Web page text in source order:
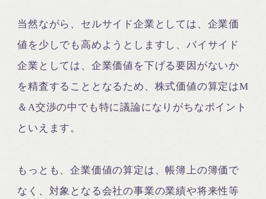
当然ながら、セルサイド企業としては、企業価
値を少しでも高めようとしますし、バイサイド
企業としては、企業価値を下げる要因がないか
を精査することとなるため、株式価値の算定はM
＆A交渉の中でも特に議論になりがちなポイント
といえます。
もっとも、企業価値の算定は、帳簿上の簿価で
なく、対象となる会社の事業の業績や将来性等